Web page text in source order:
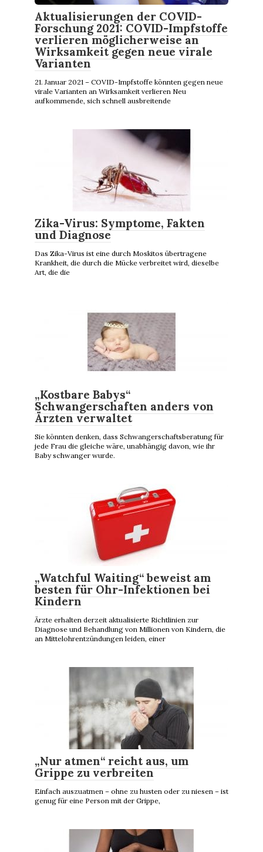
Aktualisierungen der COVID-
Forschung 2021: COVID-Impfstoffe
verlieren möglicherweise an
Wirksamkeit gegen neue virale
Varianten
21. Januar 2021 – COVID-Impfstoffe könnten gegen neue
virale Varianten an Wirksamkeit verlieren Neu
aufkommende, sich schnell ausbreitende
Zika-Virus: Symptome, Fakten
und Diagnose
Das Zika-Virus ist eine durch Moskitos übertragene
Krankheit, die durch die Mücke verbreitet wird, dieselbe
Art, die die
„Kostbare Babys“
Schwangerschaften anders von
Ärzten verwaltet
Sie könnten denken, dass Schwangerschaftsberatung für
jede Frau die gleiche wäre, unabhängig davon, wie ihr
Baby schwanger wurde.
„Watchful Waiting“ beweist am
besten für Ohr-Infektionen bei
Kindern
Ärzte erhalten derzeit aktualisierte Richtlinien zur
Diagnose und Behandlung von Millionen von Kindern, die
an Mittelohrentzündungen leiden, einer
„Nur atmen“ reicht aus, um
Grippe zu verbreiten
Einfach auszuatmen – ohne zu husten oder zu niesen – ist
genug für eine Person mit der Grippe,